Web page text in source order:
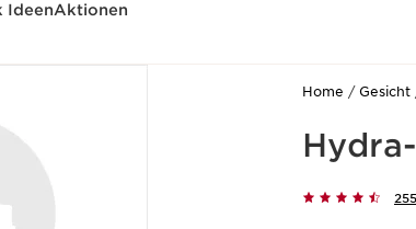
IdeenAktionen
Home Gesicht